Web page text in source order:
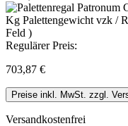
Regulärer Preis:
703,87 €
Preise inkl. MwSt. zzgl.
Versandkostenfrei